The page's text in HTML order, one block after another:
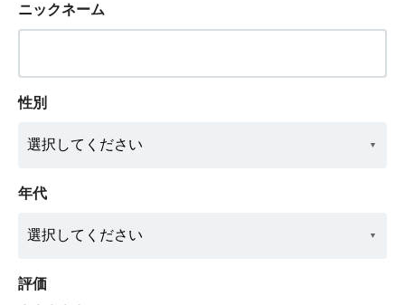
ニックネーム
性別
年代
評価